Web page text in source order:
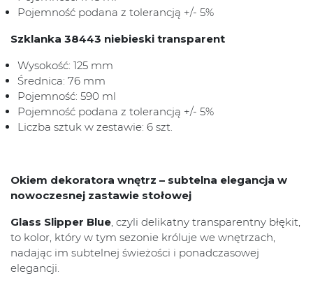
Pojemność podana z tolerancją +/- 5%
Szklanka 38443 niebieski transparent
Wysokość: 125 mm
Średnica: 76 mm
Pojemność: 590 ml
Pojemność podana z tolerancją +/- 5%
Liczba sztuk w zestawie: 6 szt.
Okiem dekoratora wnętrz – subtelna elegancja w
nowoczesnej zastawie stołowej
Glass Slipper Blue, czyli delikatny transparentny błękit,
to kolor, który w tym sezonie króluje we wnętrzach,
nadając im subtelnej świeżości i ponadczasowej
elegancji.